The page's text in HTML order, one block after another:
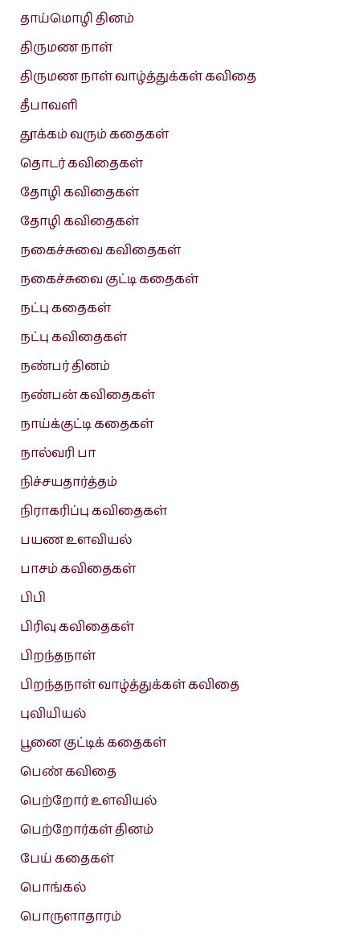
தாய்மொழி தினம்
திருமண நாள்
திருமண நாள் வாழ்த்துக்கள் கவிதை
தீபாவளி
தூக்கம் வரும் கதைகள்
தொடர் கவிதைகள்
தோழி கவிதைகள்
தோழி கவிதைகள்
நகைச்சுவை கவிதைகள்
நகைச்சுவை குட்டி கதைகள்
நட்பு கதைகள்
நட்பு கவிதைகள்
நண்பர் தினம்
நண்பன் கவிதைகள்
நாய்க்குட்டி கதைகள்
நால்வரி பா
நிச்சயதார்த்தம்
நிராகரிப்பு கவிதைகள்
பயண உளவியல்
பாசம் கவிதைகள்
பிபி
பிரிவு கவிதைகள்
பிறந்தநாள்
பிறந்தநாள் வாழ்த்துக்கள் கவிதை
புவியியல்
பூனை குட்டிக் கதைகள்
பெண் கவிதை
பெற்றோர் உளவியல்
பெற்றோர்கள் தினம்
பேய் கதைகள்
பொங்கல்
பொருளாதாரம்